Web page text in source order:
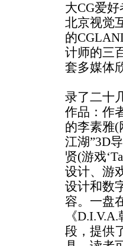
大CG爱
北京视觉
的
计师的三
套多媒体
录了二十
作品：作
的李素雅(
江湖”3D
贤(游戏
设计、游
设计和数
容。一盘
《
段，提供